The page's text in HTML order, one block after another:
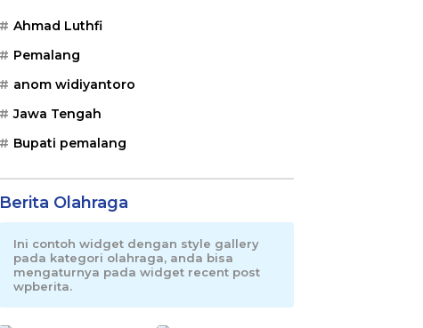
Ahmad Luthfi
Pemalang
anom widiyantoro
Jawa Tengah
Bupati pemalang
Berita Olahraga
Ini contoh widget dengan style gallery
pada kategori olahraga, anda bisa
mengaturnya pada widget recent post
wpberita.